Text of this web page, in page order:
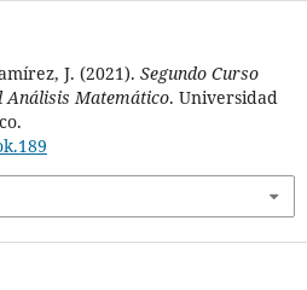
J. (2021). Segundo Curso
Análisis Matemático. Universidad